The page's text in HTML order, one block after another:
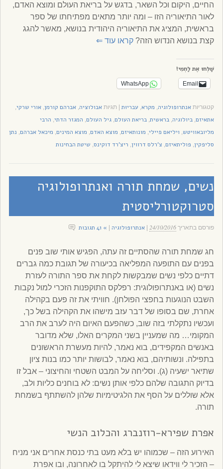
החיים, היקום וכל השאר, בדגש על בריאת העולם ומוצא האדם,
לאור התיאוריה הזו – ומה יותר מתאים מפתיחתו של ספר
בראשית, המציג את התיאוריה היהודית בנושא, מאשר להגג
קצת בנושא הנדוש הזה?קראו עוד⇐
שַׁלְּחוּ אֶת לַחְמִי!
Email
WhatsApp
קטגוריותאנתרופולוגיה, מקרא, עבריוּת |תגיותאבולוציה,אברהם קורמן,אורי שרקי,
אתאיזם,ביולוגיה,בראשית,בריאת העולם,גיל העולם, המגזר הדתי, הרבי
מליובאוויטש, ויליאם פיילי, מונותאיזם, מוצא האדם, מוצא המינים, מיכאל אברהם, נתן
סליפקין, פוליתאיזם, צ'רלס דרווין, ריצ'רד דוקינס, שיטת הבחינות
נשים, שמחת תורה ואנתרופולוגיה
סטרוקטורליסטית
פורסם בתאריך24/10/2016
|אנתרופולוגיה » 41 תגובות
חג שמחת תורה שהסתיים זה עתה, הפגיש אותי שוב פנים
בפנים עם התופעה המפליאה בכיעורה של תגובת כמה גברים
דתיים כלפי נשים שמבקשות לקחת את ספר התורה לעזרת
נשים (או באנתרופולוגית: רפלקס התוקפנות הזכרי למול נקבות
השבט הנוגעות בחפצי הפולחן). חוויתי את זה פעם בקהילה
אחרת, שם בסופו של דבר עזב מישהו את הקהילה בשל כך,
ועכשיו נתקלתי בזה שוב, כשהפעם האיום היה לערב את הרב
המקומי… מה שמעניין בשני המקרים האלו, שלא מדובר
באנשים המקפידים, בוא נאמר, להיות מעשרת הראשונים
בתפילה. ונשותיהם, בוא נאמר, לבושות יותר כמו בנות ציון
שתיאר ישעיה (ג). וסליחה על המבט השטחי והחיצוני – אבל זו
בדיוק התגובה שלהם כלפי אותן נשים: לא בוחנים כליות ולב,
אלא שוללים על הסף את הלגיטימיות שלהן להשתתף בשמחת
תורה.
אפרת שפירא-רוזנברג והכלוב הנשי
האירוע הזה – שכמוהו יש בלא מעט בתי כנסת אחרים אני מניח
– הזכיר לי ווידאו שיצא לי להיתקל בו לאחרונה, ובו אפרת